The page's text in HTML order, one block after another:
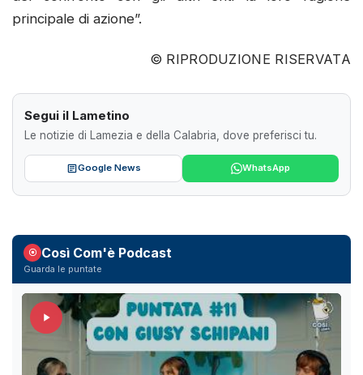
principale di azione”.
© RIPRODUZIONE RISERVATA
Segui il Lametino
Le notizie di Lamezia e della Calabria, dove preferisci tu.
Google News WhatsApp
Così Com'è Podcast
Guarda le puntate